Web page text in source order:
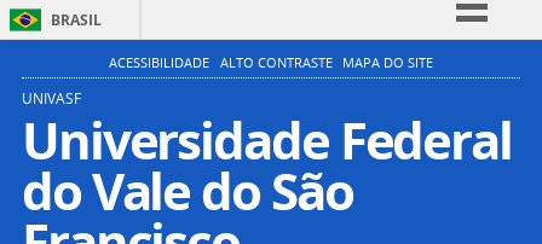
BRASIL
Simplifique!
Participe
Acesso à informação
Legislação
ACESSIBILIDADE ALTO CONTRASTE MAPA DO SITE
UNIVASF
Universidade Federal
do Vale do São